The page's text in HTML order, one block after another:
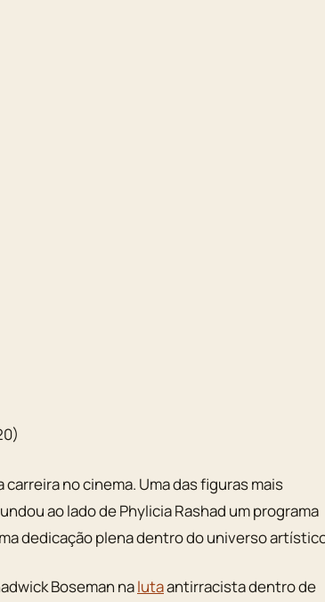
no cinema. Uma das figuras mais
ao lado de Phylicia Rashad um programa
dedicação plena dentro do universo
Boseman nalutaantirracista dentro de